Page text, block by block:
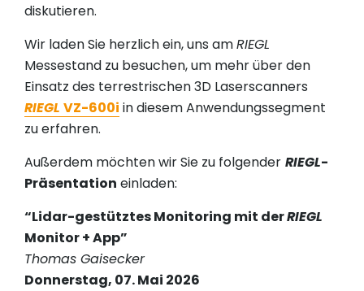
diskutieren.
Wir laden Sie herzlich ein, uns amRIEGL
Messestand zu besuchen, um mehr über den
Einsatz des terrestrischen 3D Laserscanners
RIEGL VZ-600i in diesem Anwendungssegment
zu erfahren.
Außerdem möchten wir Sie zu folgender RIEGL-
Präsentation einladen:
“Lidar-gestütztes Monitoring mit derRIEGL
Monitor + App”
Thomas Gaisecker
Donnerstag, 07. Mai 2026